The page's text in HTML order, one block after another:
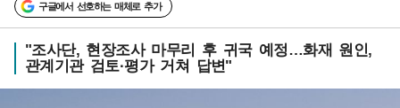
구글에서 선호하는 매체로 추가
"조사단, 현장조사 마무리 후 귀국 예정…화재 원인,
관계기관 검토·평가 거쳐 답변"